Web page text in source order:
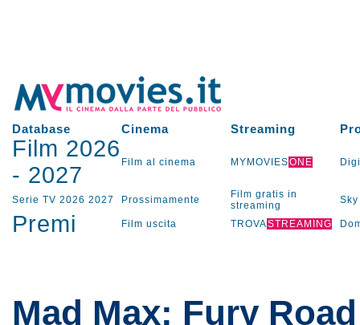
Database Cinema Streaming
Film 2026
- 2027 Film al cinema MYMOVIESONE
Serie TV 2026 2027 Prossimamente
Film gratis in
streaming
Sky
Premi Film uscita TROVASTREAMING
Mad Max: Fury Road